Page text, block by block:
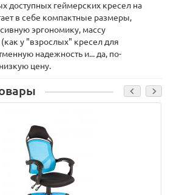
доступных геймерских кресел на
в себе компактные размеры,
эргономику, массу
у "взрослых" кресел для
надежность и... да, по-
цену.